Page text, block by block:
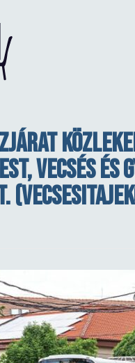
Vecsés és